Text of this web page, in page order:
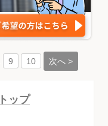
9 10 次へ >
ップ